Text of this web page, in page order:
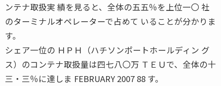
ンテナ取扱実 績を見ると、全体の五五％を上位一〇 社
のターミナルオペレーターで占めて いることが分かりま
す。
シェア一位の ＨＰＨ（ハチソンポートホールディン グ
ス）のコンテナ取扱量は四七八〇万 ＴＥＵで、全体の十
三・三％に達しま FEBRUARY 2007 88 す。